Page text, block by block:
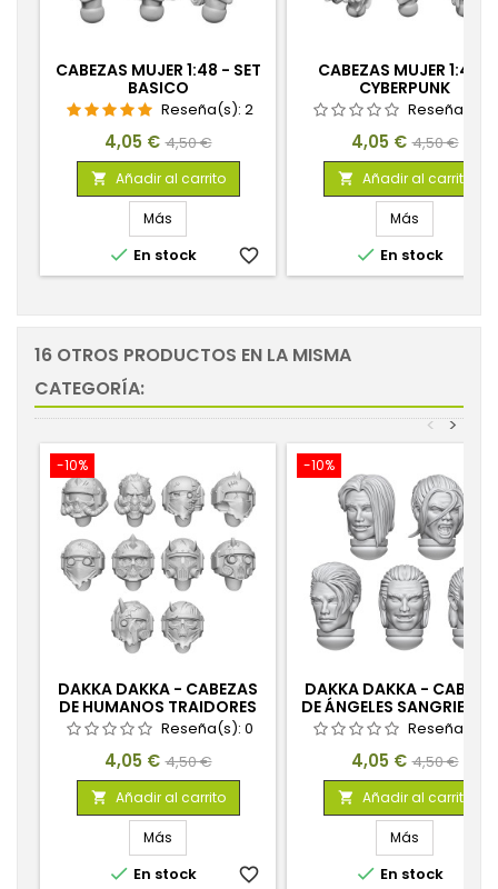
CABEZAS MUJER 1:48 - SET
BASICO
Reseña(s): 2
Precio
4,05 € Precio
base
4,50 €
 Añadir al carrito
Más
 En stock favorite_border
CABEZAS MUJER 1:48 -
CYBERPUNK
Reseña(s):
Precio
4,05 € Precio
base
4,50 €
 Añadir al carrito
Más
 En stock
16 OTROS PRODUCTOS EN LA MISMA
CATEGORÍA:
>
<
-10%
DAKKA DAKKA - CABEZAS
DE HUMANOS TRAIDORES
AL IMPERIO 1:48
Reseña(s): 0
Precio
4,05 € Precio
base
4,50 €
 Añadir al carrito
Más
 En stock favorite_border
-10%
DAKKA DAKKA -
DE ÁNGELES
MASCULINAS 1:48
Reseña(s):
Precio
4,05 € Precio
base
4,50 €
 Añadir al carrito
Más
 En stock